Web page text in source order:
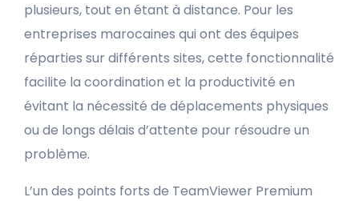
plusieurs, tout en étant à distance. Pour les
entreprises marocaines qui ont des équipes
réparties sur différents sites, cette fonctionnalité
facilite la coordination et la productivité en
évitant la nécessité de déplacements physiques
ou de longs délais d’attente pour résoudre un
problème.
L’un des points forts de TeamViewer Premium